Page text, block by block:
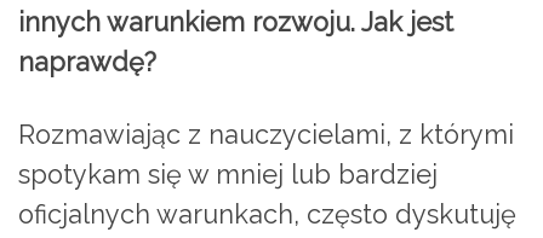
innych warunkiem rozwoju. Jak jest
naprawdę?
Rozmawiając z nauczycielami, z którymi
spotykam się w mniej lub bardziej
oficjalnych warunkach, często dyskutuję